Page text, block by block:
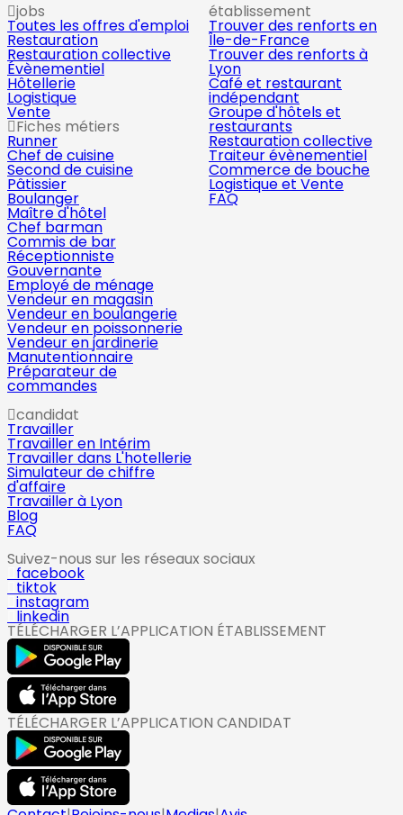
jobs
Toutes les offres d'emploi
Restauration
Restauration collective
Évènementiel
Hôtellerie
Logistique
Vente
Fiches métiers
Runner
Chef de cuisine
Second de cuisine
Pâtissier
Boulanger
Maître d'hôtel
Chef barman
Commis de bar
Réceptionniste
Gouvernante
Employé de ménage
Vendeur en magasin
Vendeur en boulangerie
Vendeur en poissonnerie
Vendeur en jardinerie
Manutentionnaire
Préparateur de
commandes
établissement
Trouver des renforts en
Île-de-France
Trouver des renforts à
Lyon
Café et restaurant
indépendant
Groupe d'hôtels et
restaurants
Restauration collective
Traiteur évènementiel
Commerce de bouche
Logistique et Vente
FAQ
candidat
Travailler
Travailler en Intérim
Travailler dans L'hotellerie
Simulateur de chiffre
d'affaire
Travailler à Lyon
Blog
FAQ
Suivez-nous sur les réseaux sociaux
facebook
tiktok
instagram
linkedin
TÉLÉCHARGER L’APPLICATION ÉTABLISSEMENT
TÉLÉCHARGER L’APPLICATION CANDIDAT